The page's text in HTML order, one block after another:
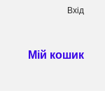
Вхід
Мій кошик